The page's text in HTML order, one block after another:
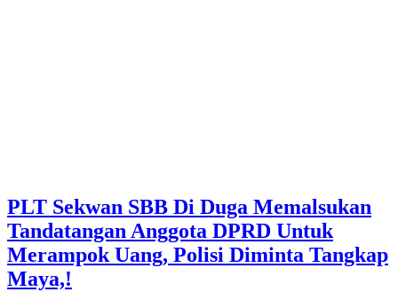
PLT Sekwan SBB Di Duga Memalsukan
Tandatangan Anggota DPRD Untuk
Merampok Uang, Polisi Diminta Tangkap
Maya,!